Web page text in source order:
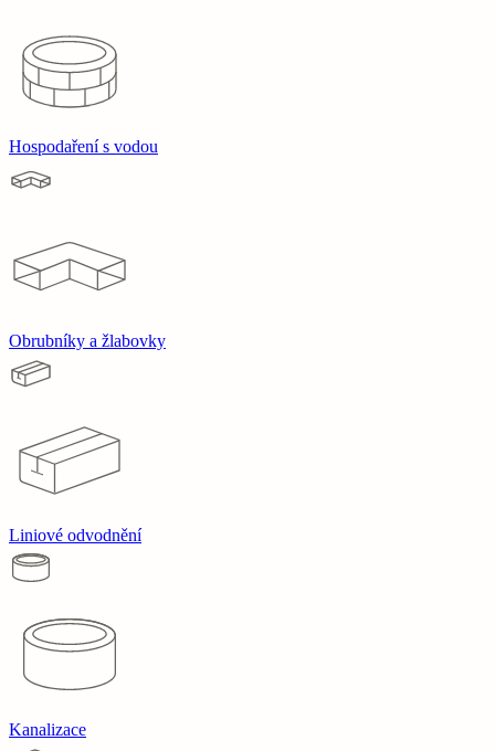
Hospodaření s vodou
Obrubníky a žlabovky
Liniové odvodnění
Kanalizace